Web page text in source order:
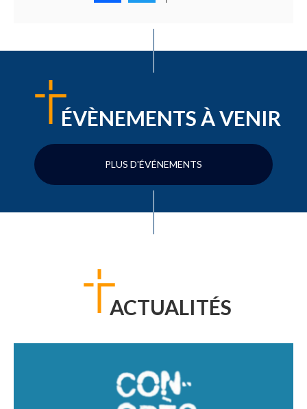
ÉVÈNEMENTS À VENIR
PLUS D'ÉVÉNEMENTS
ACTUALITÉS